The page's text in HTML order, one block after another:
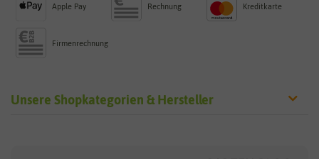
Apple Pay Rechnung Kreditkarte
Firmenrechnung
Unsere Shopkategorien & Hersteller